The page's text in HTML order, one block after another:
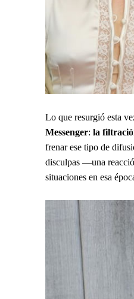
Lo que resurgió esta
Messenger: la
frenar ese tipo de
disculpas —una
situaciones en esa